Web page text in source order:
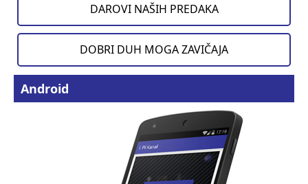
DAROVI NAŠIH PREDAKA
DOBRI DUH MOGA ZAVIČAJA
Android